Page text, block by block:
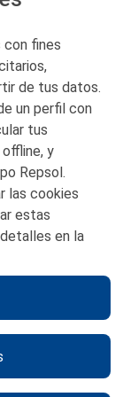
fines
de tus datos.
un perfil con
tus
y
Repsol.
las cookies
estas
en la